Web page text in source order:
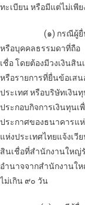
ทะเบียน หรือมีแต่ไม่เพี
(๑) กรณีผู้ยื่นข้อเส
หรือบุคคลธรรมดาที่ถื
เชื่อ โดยต้องมีวงเงินสิ
หรือรายการที่ยื่นข้อเส
ประเทศ หรือบริษัทเงิ
ประกอบกิจการเงินทุน
ประกาศของธนาคารแ
แห่งประเทศไทยแจ้งเวี
สินเชื่อที่สำนักงานใหญ่
อำนาจจากสำนักงานใ
ไม่เกิน ๙๐ วัน